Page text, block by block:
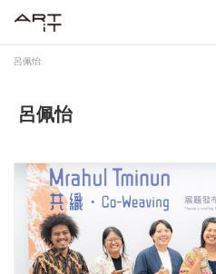
呂佩怡
呂佩怡